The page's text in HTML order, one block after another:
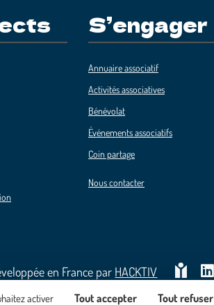
S’engager
Annuaire associatif
Activités associatives
Bénévolat
Événements associatifs
Coin partage
Nous contacter
en France par HACKTIV
activer Tout accepter Tout refuser